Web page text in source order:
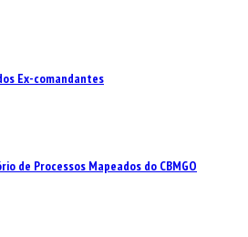
Ex-comandantes
de Processos Mapeados do CBMGO